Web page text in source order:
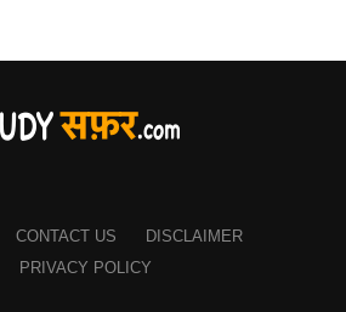
CONTACT US
DISCLAIMER
PRIVACY POLICY